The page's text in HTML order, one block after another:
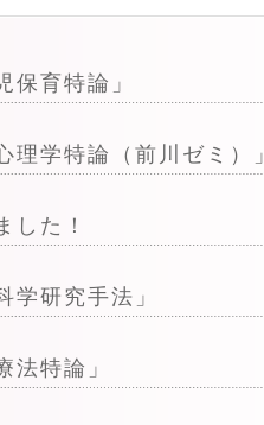
保育特論」
理学特論（前川ゼミ）
した！
学研究手法」
法特論」